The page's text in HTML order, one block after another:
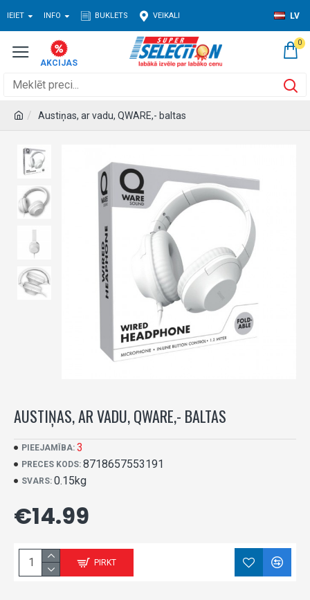
IEIET INFO BUKLETS VEIKALI LV
0
Austiņas, ar vadu, QWARE,- baltas
AUSTIŅAS, AR VADU, QWARE,- BALTAS
PIEEJAMĪBA: 3
PRECES KODS: 8718657553191
SVARS: 0.15kg
€14.99
PIRKT